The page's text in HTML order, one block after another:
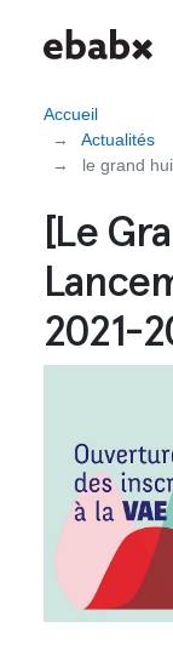
contenu
Accueil
Actualités
le grand
[Le
2021-